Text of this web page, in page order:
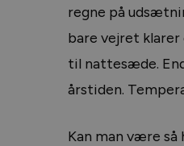
regne på
bare vejret
til nattesæde.
årstiden.
Kan man være